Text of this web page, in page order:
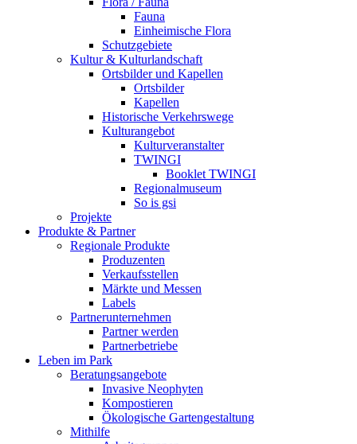
Fauna
Einheimische Flora
Schutzgebiete
Kultur & Kulturlandschaft
Ortsbilder und Kapellen
Ortsbilder
Kapellen
Historische Verkehrswege
Kulturangebot
Kulturveranstalter
TWINGI
Booklet TWINGI
Regionalmuseum
So is gsi
Projekte
Produkte & Partner
Regionale Produkte
Produzenten
Verkaufsstellen
Märkte und Messen
Labels
Partnerunternehmen
Partner werden
Partnerbetriebe
Leben im Park
Beratungsangebote
Invasive Neophyten
Kompostieren
Ökologische Gartengestaltung
Mithilfe